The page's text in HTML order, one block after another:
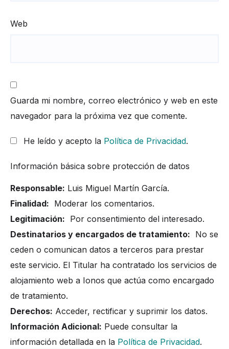
Web
Guarda mi nombre, correo electrónico y web en este
navegador para la próxima vez que comente.
He leído y acepto la Política de Privacidad.
Información básica sobre protección de datos
Responsable: Luis Miguel Martín García.
Finalidad: Moderar los comentarios.
Legitimación: Por consentimiento del interesado.
Destinatarios y encargados de tratamiento: No se
ceden o comunican datos a terceros para prestar
este servicio. El Titular ha contratado los servicios de
alojamiento web a Ionos que actúa como encargado
de tratamiento.
Derechos: Acceder, rectificar y suprimir los datos.
Información Adicional: Puede consultar la
información detallada en la Política de Privacidad.